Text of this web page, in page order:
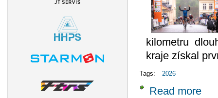
kilometru
kraje získal
Tags: 2026
Read more